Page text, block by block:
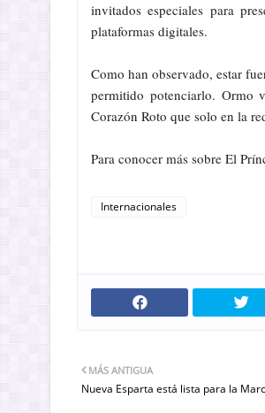
invitados especiales para
plataformas digitales.
Como han observado, estar
permitido potenciarlo. Ormo
Corazón Roto que solo en la
Para conocer más sobre El
Internacionales
MÁS ANTIGUA
Nueva Esparta está lista para la